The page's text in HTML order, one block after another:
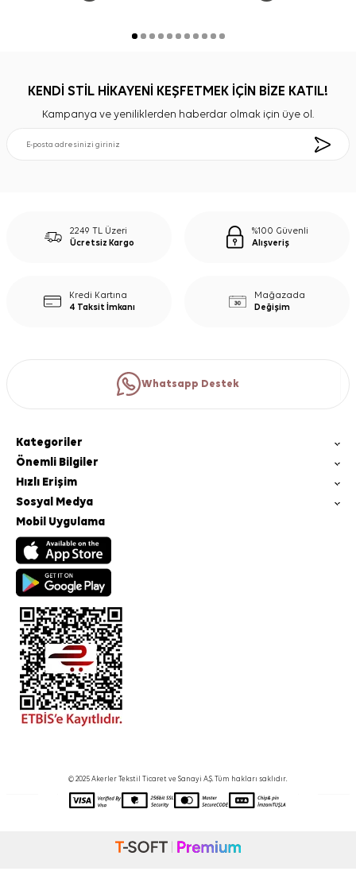
KENDİ STİL HİKAYENİ KEŞFETMEK İÇİN BİZE KATIL!
Kampanya ve yeniliklerden haberdar olmak için üye ol.
2249 TL Üzeri
Ücretsiz Kargo
%100 Güvenli
Alışveriş
Kredi Kartına
4 Taksit İmkanı
Mağazada
Değişim
Whatsapp Destek
Kategoriler
Önemli Bilgiler
Hızlı Erişim
Sosyal Medya
Mobil Uygulama
© 2025 Akerler Tekstil Ticaret ve Sanayi A.Ş. Tüm hakları saklıdır.